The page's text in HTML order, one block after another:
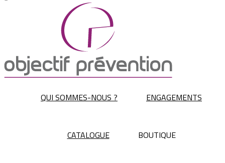
QUI SOMMES-NOUS ? ENGAGEMENTS
CATALOGUE BOUTIQUE